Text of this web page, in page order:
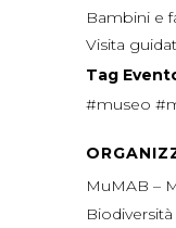
Bambini e
Visita
Tag
#museo
MuMAB –
Biodiversità